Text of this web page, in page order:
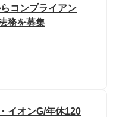
コンプライアン
務を募集
イオンG/年休120